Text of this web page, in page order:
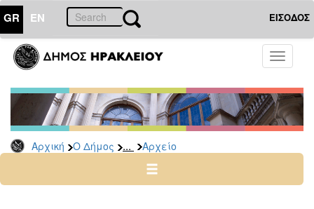
GR EN ΕΙΣΟΔΟΣ
Toggle
Αρχική Ο Δήμος ... Αρχείο
ΔΗΜΟΣ
Προσλήψεις
Αρχείο
2026
2025